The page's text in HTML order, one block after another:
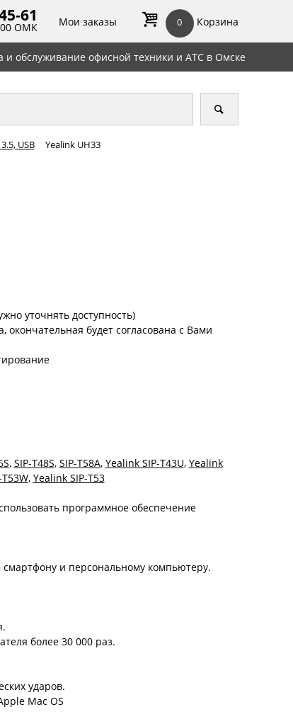
61
ОМК Мои заказы 0 Корзина
и обслуживание офисной техники и АТС в Омске
USB Yealink UH33
уточнять доступность)
будет согласована с Вами
, SIP-T48S, SIP-T58A, Yealink SIP-T43U, Yealink
, Yealink SIP-T53
программное обеспечение
и персональному компьютеру.
более 30 000 раз.
ударов.
Mac OS